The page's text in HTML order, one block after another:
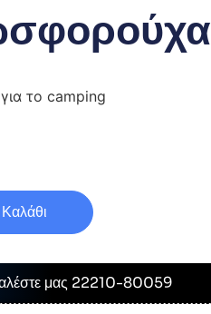
το camping
μας 22210-80059